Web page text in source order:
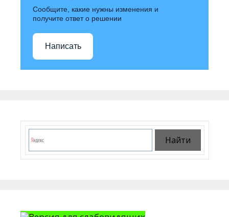
Сообщите, какие нужны изменения и
получите ответ о решении
Написать